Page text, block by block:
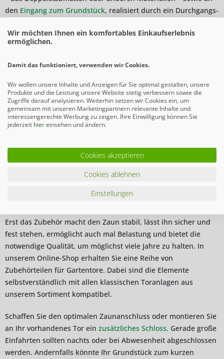
den Eingang zum Grundstück, realisiert durch ein Durchgangs-
häufig vergessen wird oder unbeachtet bleibt, ist das Zubehör.
Zubehör für Tor und Zaun sorgt für die notwendige Stabilität,
Elemente, die für eine lange Lebenszeit der Umzäunung
ausgewechselt werden müssen, da sie regelmäßig hoher
Belastung standhalten müssen.
In diesem Bereich erhalten Sie unser vielfältiges Zubehör rund
um unsere Tore. Wenn Sie stattdessen auf der Suche nach
schauen Sie gerne bei unserenZusatzartikeln für Zaunanlagen
vorbei.
Hochwertiges Tor-Zubehör für lange
Erst das Zubehör macht den Zaun stabil, lässt ihn sicher und
fest stehen, ermöglicht auch mal Belastung und bietet die
notwendige Qualität, um möglichst viele Jahre zu halten. In
unserem Online-Shop erhalten Sie eine Reihe von
Zubehörteilen für Gartentore. Dabei sind die Elemente
selbstverständlich mit allen klassischen Toranlagen aus
unserem Sortiment kompatibel.
Schaffen Sie den optimalen Zaunanschluss oder montieren Sie
an Ihr vorhandenes Tor ein zusätzliches Schloss. Gerade große
Einfahrten sollten nachts oder bei Abwesenheit abgeschlossen
werden. Andernfalls könnte Ihr Grundstück zum kurzen
Wir möchten Ihnen ein komfortables Einkaufserlebnis
ermöglichen.
Damit das funktioniert, verwenden wir Cookies.
Wir wollen unsere Inhalte und Anzeigen für Sie optimal gestalten, unsere
Produkte und die Leistung unsere Website stetig verbessern sowie die
Zugriffe darauf analysieren. Weiterhin setzen wir Cookies ein, um
gemeinsam mit unseren Marketingpartnern relevante Inhalte und
interessengerechte Werbung zu zeigen. Ihre Einwilligung können Sie
jederzeit hiereinsehen und ändern.
Cookies akzeptieren
Cookies ablehnen
Einstellungen